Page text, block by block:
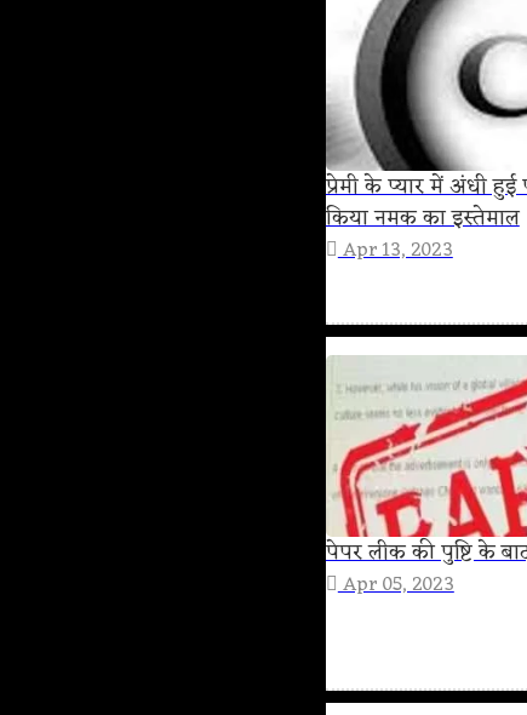
प्रेमी के प्यार में अंधी
किया नमक का इस्तेमाल
Apr 13, 2023
पेपर लीक की पुष्टि के
Apr 05, 2023